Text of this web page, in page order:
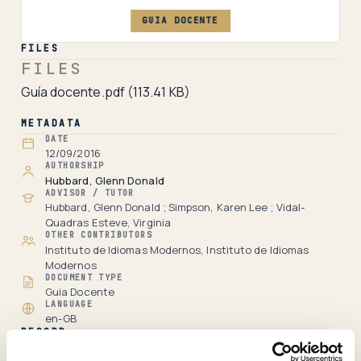
GUIA DOCENTE
FILES
FILES
Guía docente.pdf (113.41 KB)
METADATA
DATE
12/09/2016
AUTHORSHIP
Hubbard, Glenn Donald
ADVISOR / TUTOR
Hubbard, Glenn Donald ; Simpson, Karen Lee ; Vidal-
Quadras Esteve, Virginia
OTHER CONTRIBUTORS
Instituto de Idiomas Modernos, Instituto de Idiomas
Modernos
DOCUMENT TYPE
Guia Docente
LANGUAGE
en-GB
RECORD